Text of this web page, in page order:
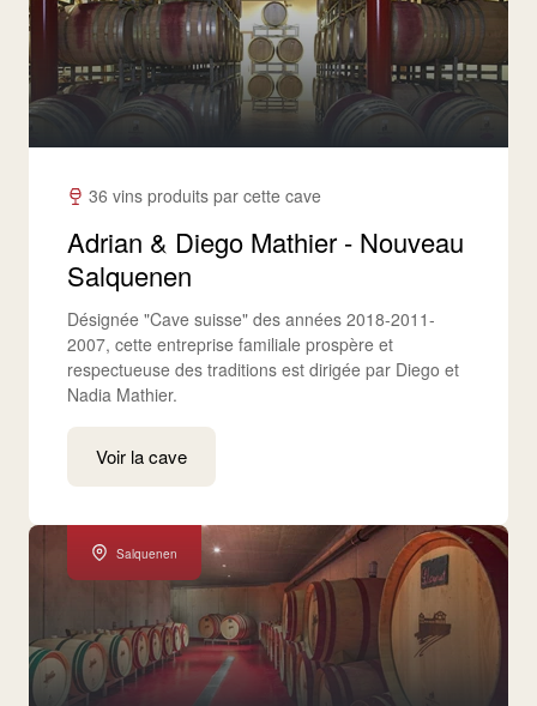
36 vins produits par cette cave
Adrian & Diego Mathier - Nouveau
Salquenen
Désignée "Cave suisse" des années 2018-2011-
2007, cette entreprise familiale prospère et
respectueuse des traditions est dirigée par Diego et
Nadia Mathier.
Voir la cave
Salquenen